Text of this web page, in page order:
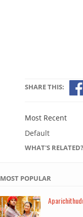
SHARE THIS:
Most Recent
Default
WHAT'S RELATED?
MOST POPULAR